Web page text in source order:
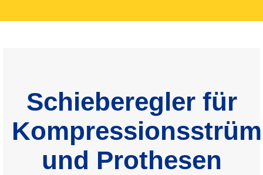
Schieberegler für
und Prothesen